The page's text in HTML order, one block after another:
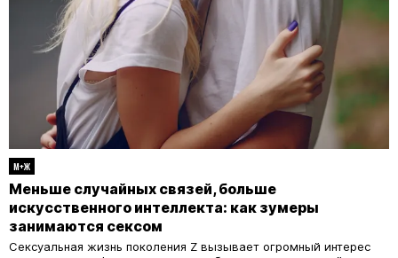
М+Ж
Меньше случайных связей, больше
искусственного интеллекта: как зумеры
занимаются сексом
Сексуальная жизнь поколения Z вызывает огромный интерес